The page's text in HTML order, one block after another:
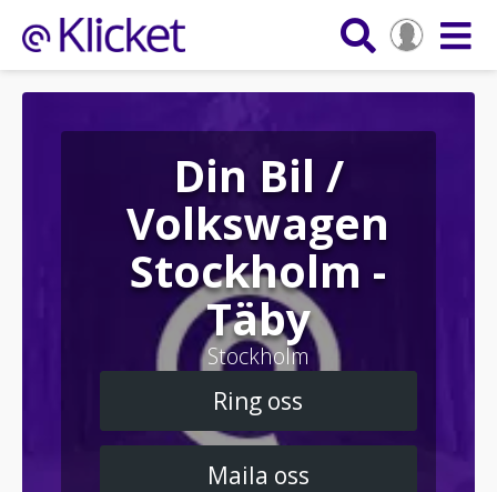
Din Bil /
Volkswagen
Stockholm -
Täby
Stockholm
Ring oss
Maila oss